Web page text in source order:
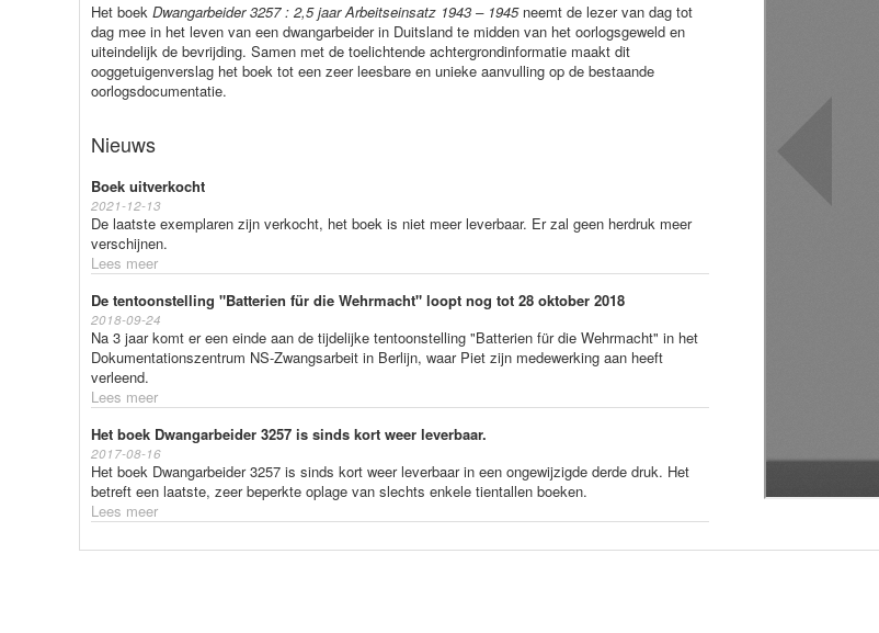
Het boek Dwangarbeider 3257 : 2,5 jaar Arbeitseinsatz 1943 – 1945neemt de lezer van dag tot
dag mee in het leven van een dwangarbeider in Duitsland te midden van het oorlogsgeweld en
uiteindelijk de bevrijding. Samen met de toelichtende achtergrondinformatie maakt dit
ooggetuigenverslag het boek tot een zeer leesbare en unieke aanvulling op de bestaande
oorlogsdocumentatie.
Nieuws
Boek uitverkocht
2021-12-13
De laatste exemplaren zijn verkocht, het boek is niet meer leverbaar. Er zal geen herdruk meer
verschijnen.
Lees meer
De tentoonstelling "Batterien für die Wehrmacht" loopt nog tot 28 oktober 2018
2018-09-24
Na 3 jaar komt er een einde aan de tijdelijke tentoonstelling "Batterien für die Wehrmacht" in het
Dokumentationszentrum NS-Zwangsarbeit in Berlijn, waar Piet zijn medewerking aan heeft
verleend.
Lees meer
Het boek Dwangarbeider 3257 is sinds kort weer leverbaar.
2017-08-16
Het boek Dwangarbeider 3257 is sinds kort weer leverbaar in een ongewijzigde derde druk. Het
betreft een laatste, zeer beperkte oplage van slechts enkele tientallen boeken.
Lees meer